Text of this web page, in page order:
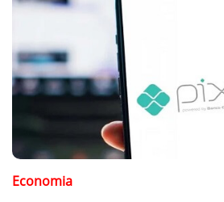
Economia